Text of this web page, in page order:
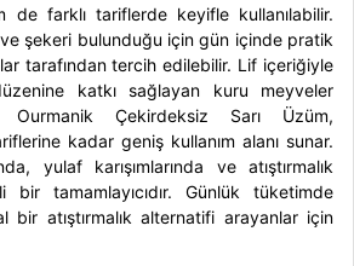
de farklı tariflerde keyifle kullanılabilir.
şekeri bulunduğu için gün içinde pratik
tarafından tercih edilebilir. Lif içeriğiyle
katkı sağlayan kuru meyveler
Ourmanik Çekirdeksiz Sarı Üzüm,
kadar geniş kullanım alanı sunar.
yulaf karışımlarında ve atıştırmalık
bir tamamlayıcıdır. Günlük tüketimde
atıştırmalık alternatifi arayanlar için